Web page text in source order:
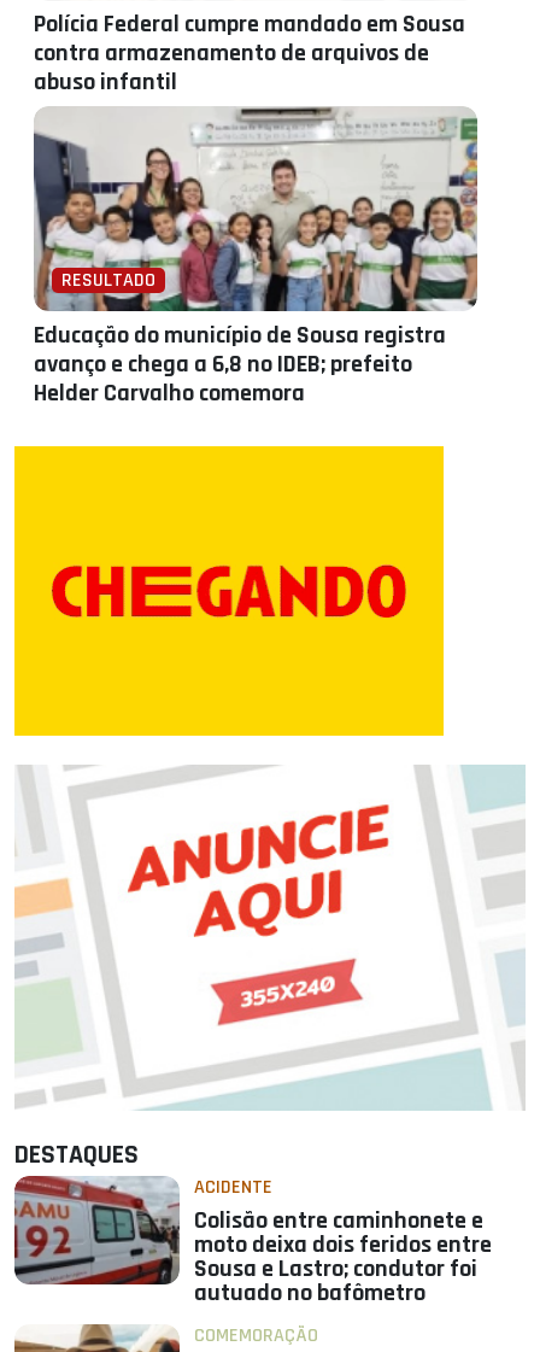
Polícia Federal cumpre mandado em Sousa
contra armazenamento de arquivos de
abuso infantil
RESULTADO
Educação do município de Sousa registra
avanço e chega a 6,8 no IDEB; prefeito
Helder Carvalho comemora
DESTAQUES
ACIDENTE
Colisão entre caminhonete e
moto deixa dois feridos entre
Sousa e Lastro; condutor foi
autuado no bafômetro
COMEMORAÇÃO